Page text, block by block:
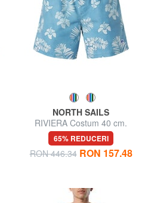
NORTH SAILS
RIVIERA Costum 40 cm.
65% REDUCERI
RON 446.34 RON 157.48